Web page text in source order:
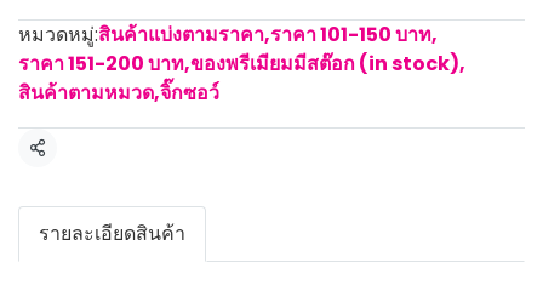
หมวดหมู่:สินค้าแบ่งตามราคา,ราคา 101-150 บาท,
ราคา 151-200 บาท,ของพรีเมียมมีสต๊อก (in stock),
สินค้าตามหมวด,จิ๊กซอว์
แชร์
รายละเอียดสินค้า